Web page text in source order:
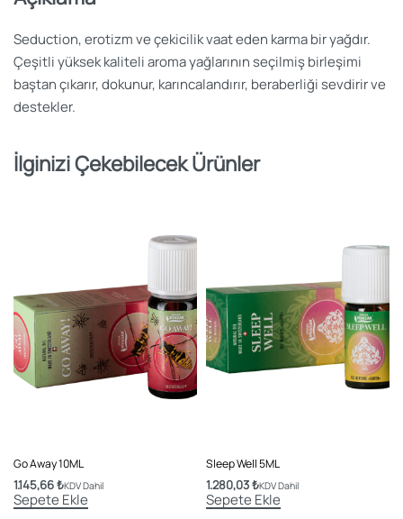
Seduction, erotizm ve çekicilik vaat eden karma bir yağdır.
Çeşitli yüksek kaliteli aroma yağlarının seçilmiş birleşimi
baştan çıkarır, dokunur, karıncalandırır, beraberliği sevdirir ve
destekler.
İlginizi Çekebilecek Ürünler
Go Away 10ML
1.145,66₺KDV Dahil
Sepete Ekle
Sleep Well 5ML
1.280,03₺KDV Dahil
Sepete Ekle